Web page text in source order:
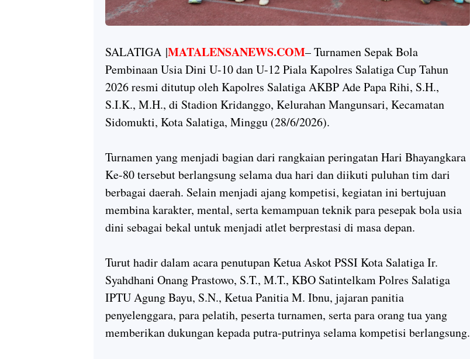
SALATIGA |MATALENSANEWS.COM– Turnamen Sepak Bola
Pembinaan Usia Dini U-10 dan U-12 Piala Kapolres Salatiga Cup Tahun
2026 resmi ditutup oleh Kapolres Salatiga AKBP Ade Papa Rihi, S.H.,
S.I.K., M.H., di Stadion Kridanggo, Kelurahan Mangunsari, Kecamatan
Sidomukti, Kota Salatiga, Minggu (28/6/2026).
Turnamen yang menjadi bagian dari rangkaian peringatan Hari Bhayangkara
Ke-80 tersebut berlangsung selama dua hari dan diikuti puluhan tim dari
berbagai daerah. Selain menjadi ajang kompetisi, kegiatan ini bertujuan
membina karakter, mental, serta kemampuan teknik para pesepak bola usia
dini sebagai bekal untuk menjadi atlet berprestasi di masa depan.
Turut hadir dalam acara penutupan Ketua Askot PSSI Kota Salatiga Ir.
Syahdhani Onang Prastowo, S.T., M.T., KBO Satintelkam Polres Salatiga
IPTU Agung Bayu, S.N., Ketua Panitia M. Ibnu, jajaran panitia
penyelenggara, para pelatih, peserta turnamen, serta para orang tua yang
memberikan dukungan kepada putra-putrinya selama kompetisi berlangsung.